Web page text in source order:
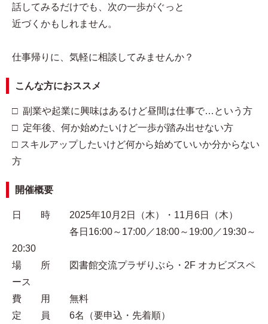
話してみるだけでも、次の一歩がぐっと
近づくかもしれません。
仕事帰りに、気軽に相談してみませんか？
こんな方におススメ
□ 副業や起業に興味はあるけど昼間は仕事で…という方
□ 定年後、何か始めたいけど一歩が踏み出せない方
□ スキルアップしたいけど何から始めていいか分からない
方
開催概要
日 時 2025年10月2日（木）・11月6日（木）
各日16:00～17:00／18:00～19:00／19:30～
20:30
場 所 図書館交流プラザりぶら・2F オカビズスペ
ース
費 用 無料
定 員 6名（要申込・先着順）